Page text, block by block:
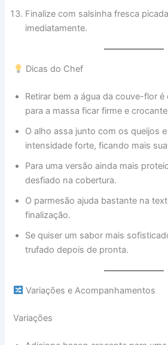
Finalize com salsinha fresca
imediatamente.
Dicas do Chef
Retirar bem a água da couve-flor
para a massa ficar firme e
O alho assa junto com os queijos
intensidade forte, ficando mais
Para uma versão ainda mais
desfiado na cobertura.
O parmesão ajuda bastante na
finalização.
Se quiser um sabor mais
trufado depois de pronta.
Variações e Acompanhamentos
Variações